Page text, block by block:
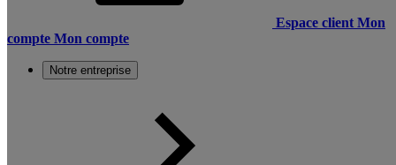
Espace client Mon
compte Mon compte
Notre entreprise